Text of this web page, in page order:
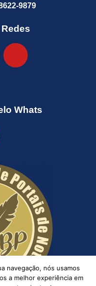
9879
Whats
navegação, nós usamos
a melhor experiência em